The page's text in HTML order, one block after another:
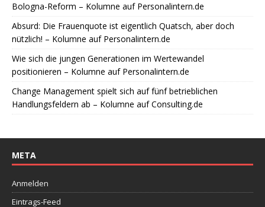
Bologna-Reform – Kolumne auf Personalintern.de
Absurd: Die Frauenquote ist eigentlich Quatsch, aber doch
nützlich! – Kolumne auf Personalintern.de
Wie sich die jungen Generationen im Wertewandel
positionieren – Kolumne auf Personalintern.de
Change Management spielt sich auf fünf betrieblichen
Handlungsfeldern ab – Kolumne auf Consulting.de
META
Anmelden
Eintrags-Feed